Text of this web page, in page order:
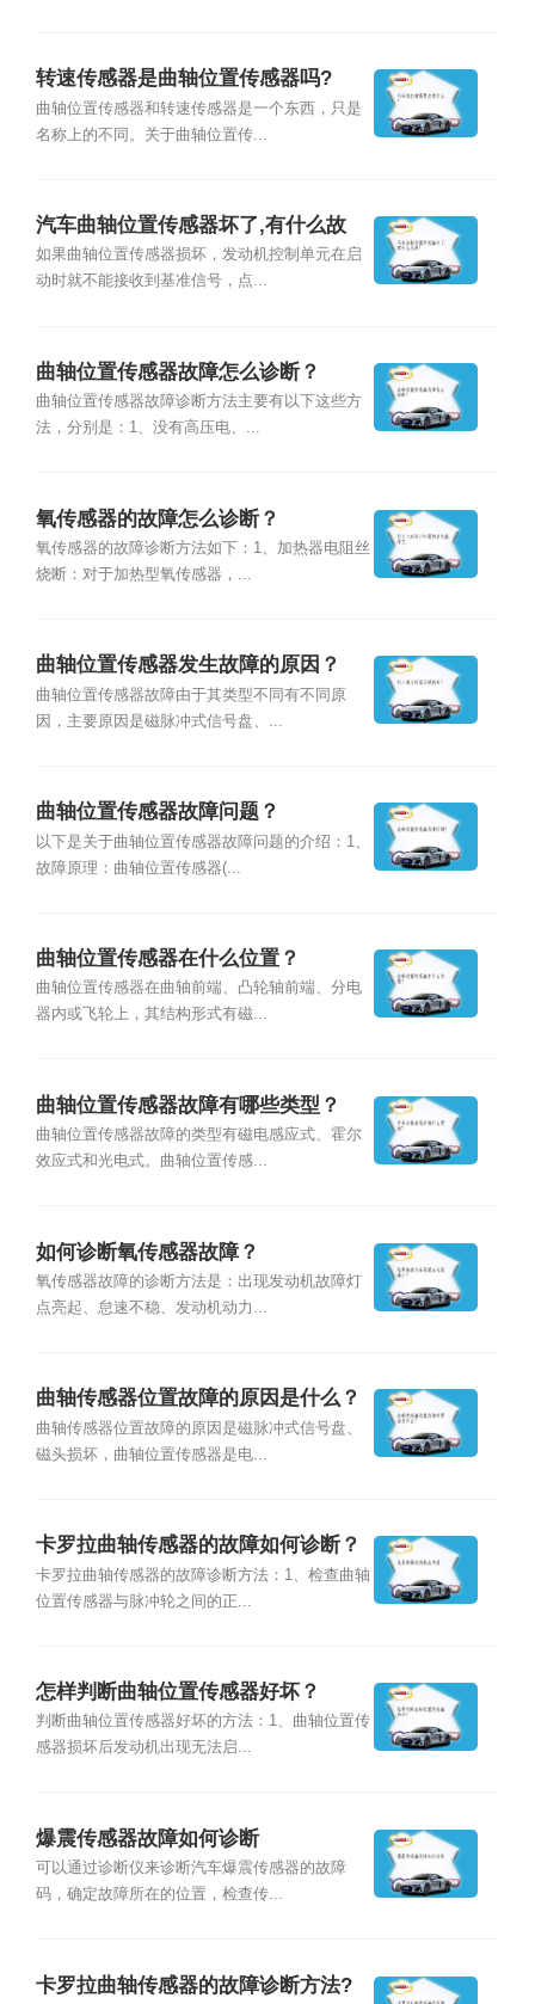
转速传感器是曲轴位置传感器吗?
曲轴位置传感器和转速传感器是一个东西，只是
名称上的不同。关于曲轴位置传...
汽车曲轴位置传感器坏了,有什么故
障？
如果曲轴位置传感器损坏，发动机控制单元在启
动时就不能接收到基准信号，点...
曲轴位置传感器故障怎么诊断？
曲轴位置传感器故障诊断方法主要有以下这些方
法，分别是：1、没有高压电、...
氧传感器的故障怎么诊断？
氧传感器的故障诊断方法如下：1、加热器电阻丝
烧断：对于加热型氧传感器，...
曲轴位置传感器发生故障的原因？
曲轴位置传感器故障由于其类型不同有不同原
因，主要原因是磁脉冲式信号盘、...
曲轴位置传感器故障问题？
以下是关于曲轴位置传感器故障问题的介绍：1、
故障原理：曲轴位置传感器(...
曲轴位置传感器在什么位置？
曲轴位置传感器在曲轴前端、凸轮轴前端、分电
器内或飞轮上，其结构形式有磁...
曲轴位置传感器故障有哪些类型？
曲轴位置传感器故障的类型有磁电感应式、霍尔
效应式和光电式。曲轴位置传感...
如何诊断氧传感器故障？
氧传感器故障的诊断方法是：出现发动机故障灯
点亮起、怠速不稳、发动机动力...
曲轴传感器位置故障的原因是什么？
曲轴传感器位置故障的原因是磁脉冲式信号盘、
磁头损坏，曲轴位置传感器是电...
卡罗拉曲轴传感器的故障如何诊断？
卡罗拉曲轴传感器的故障诊断方法：1、检查曲轴
位置传感器与脉冲轮之间的正...
怎样判断曲轴位置传感器好坏？
判断曲轴位置传感器好坏的方法：1、曲轴位置传
感器损坏后发动机出现无法启...
爆震传感器故障如何诊断
可以通过诊断仪来诊断汽车爆震传感器的故障
码，确定故障所在的位置，检查传...
卡罗拉曲轴传感器的故障诊断方法?